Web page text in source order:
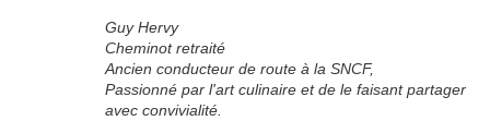
Guy Hervy
Cheminot retraité
Ancien conducteur de route à la SNCF,
Passionné par l'art culinaire et de le faisant partager
avec convivialité.